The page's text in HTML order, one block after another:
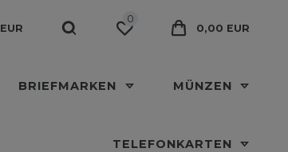
EUR
0
0,00 EUR
BRIEFMARKEN MÜNZEN
TELEFONKARTEN